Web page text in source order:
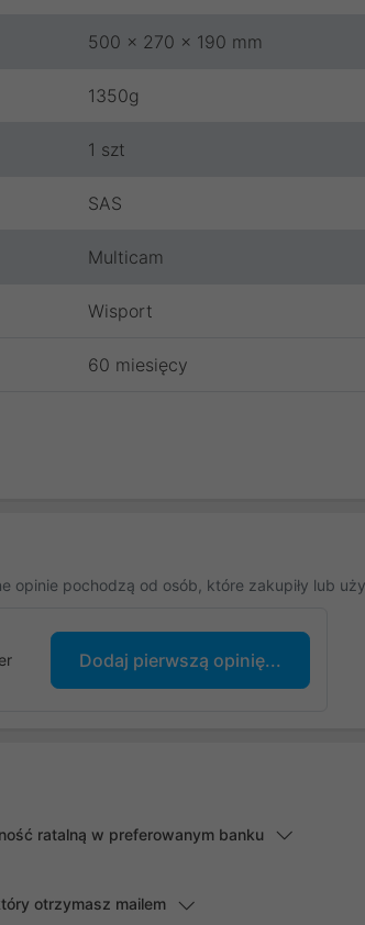
500 x 270 x 190 mm
1350g
1 szt
SAS
Multicam
Wisport
60 miesięcy
opinie pochodzą od osób, które zakupiły lub
Dodaj pierwszą opinię...
ratalną w preferowanym banku
otrzymasz mailem